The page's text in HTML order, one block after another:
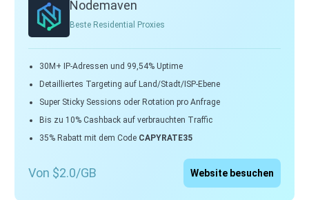
Nodemaven
Beste Residential Proxies
30M+ IP-Adressen und 99,54% Uptime
Detailliertes Targeting auf Land/Stadt/ISP-Ebene
Super Sticky Sessions oder Rotation pro Anfrage
Bis zu 10% Cashback auf verbrauchten Traffic
35% Rabatt mit dem Code CAPYRATE35
Von $2.0/GB Website besuchen